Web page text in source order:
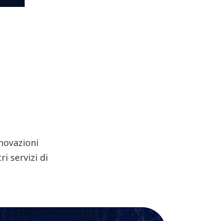
servizi di